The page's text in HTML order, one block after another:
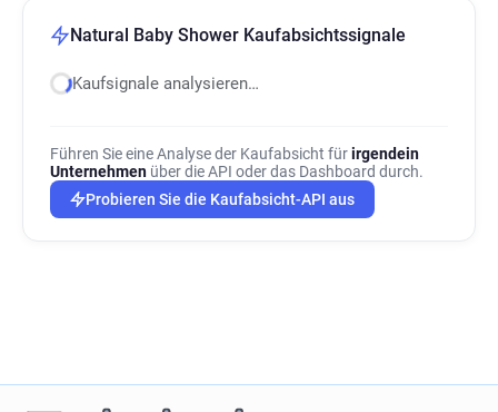
Natural Baby Shower Kaufabsichtssignale
Kaufsignale analysieren…
Führen Sie eine Analyse der Kaufabsicht fürirgendein
Unternehmen über die API oder das Dashboard durch.
Probieren Sie die Kaufabsicht-API aus